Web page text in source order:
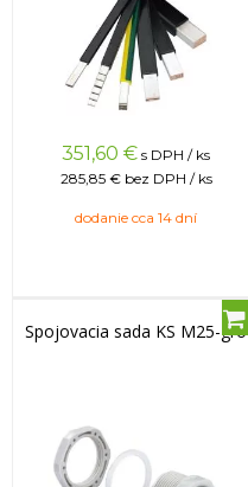
351,60 € s DPH / ks
285,85 € bez DPH / ks
dodanie cca 14 dní
Spojovacia sada KS M25-gro